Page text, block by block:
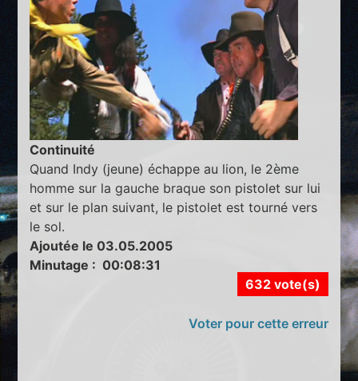
Continuité
Quand Indy (jeune) échappe au lion, le 2ème
homme sur la gauche braque son pistolet sur lui
et sur le plan suivant, le pistolet est tourné vers
le sol.
Ajoutée le 03.05.2005
Minutage : 00:08:31
632 vote(s)
Voter pour cette erreur